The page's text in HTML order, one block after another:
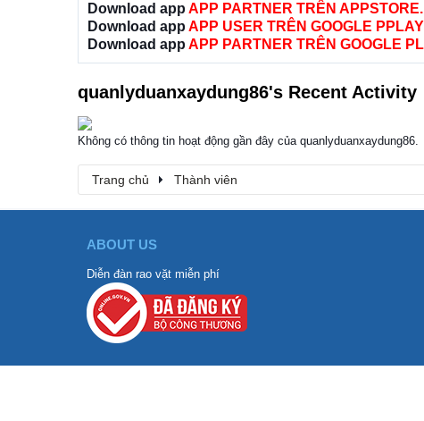
Download app APP PARTNER TRÊN APPSTORE.
Download app APP USER TRÊN GOOGLE PPLAY
Download app APP PARTNER TRÊN GOOGLE
quanlyduanxaydung86's Recent Activity
Không có thông tin hoạt động gần đây của quanlyduanxaydung86.
Trang chủ Thành viên
ABOUT US
Diễn đàn rao vặt miễn phí